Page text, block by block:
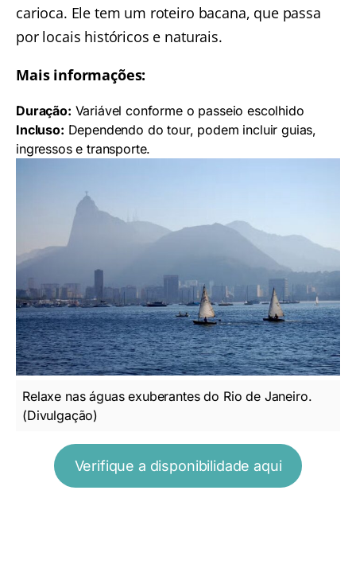
carioca. Ele tem um roteiro bacana, que passa
por locais históricos e naturais.
Mais informações:
Duração: Variável conforme o passeio escolhido
Incluso: Dependendo do tour, podem incluir guias,
ingressos e transporte.
Relaxe nas águas exuberantes do Rio de Janeiro.
(Divulgação)
Verifique a disponibilidade aqui